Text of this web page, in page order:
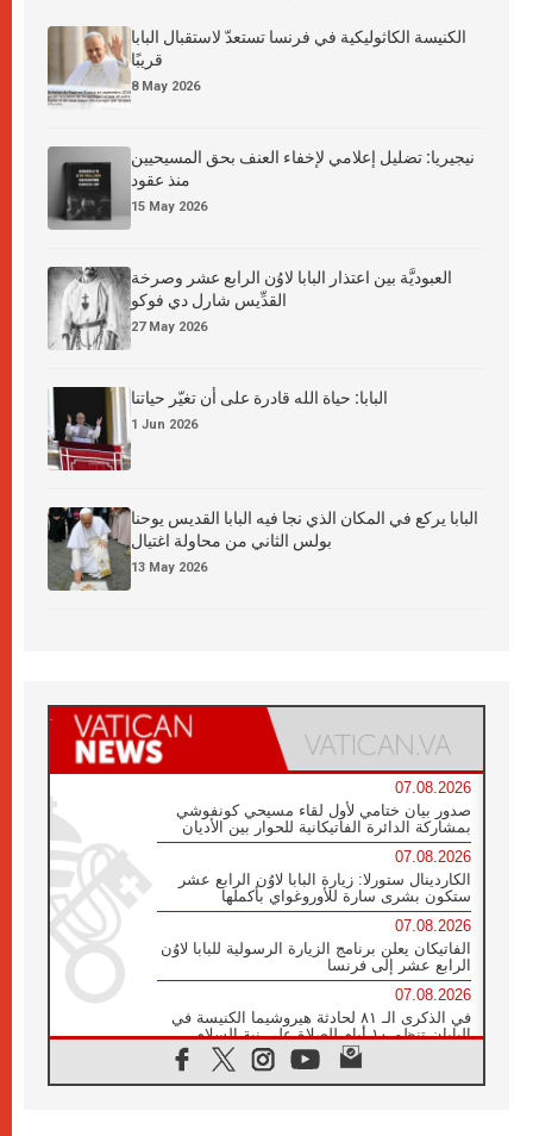
الكنيسة الكاثوليكية في فرنسا تستعدّ لاستقبال البابا
قريبًا
8 May 2026
نيجيريا: تضليل إعلامي لإخفاء العنف بحق المسيحيين
منذ عقود
15 May 2026
العبوديَّة بين اعتذار البابا لاوُن الرابع عشر وصرخة
القدِّيس شارل دي فوكو
27 May 2026
البابا: حياة الله قادرة على أن تغيّر حياتنا
1 Jun 2026
البابا يركع في المكان الذي نجا فيه البابا القديس يوحنا
بولس الثاني من محاولة اغتيال
13 May 2026
07.08.2026
صدور بيان ختامي لأول لقاء مسيحي كونفوشي
بمشاركة الدائرة الفاتيكانية للحوار بين الأديان
07.08.2026
الكاردينال ستورلا: زيارة البابا لاوُن الرابع عشر
ستكون بشرى سارة للأوروغواي بأكملها
07.08.2026
الفاتيكان يعلن برنامج الزيارة الرسولية للبابا لاوُن
الرابع عشر إلى فرنسا
07.08.2026
في الذكرى الـ ٨١ لحادثة هيروشيما الكنيسة في
اليابان تنظم ١٠ أيام للصلاة على نية السلام
الكنيسة في الأوروغواي: زيارة البابا ستعزز